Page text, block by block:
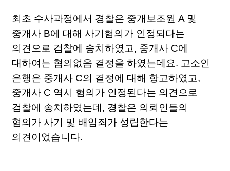
최초 수사과정에서 경찰은 중개보조원 A 및
중개사 B에 대해 사기혐의가 인정되다는
의견으로 검찰에 송치하였고, 중개사 C에
대하여는 혐의없음 결정을 하였는데요. 고소인
은행은 중개사 C의 결정에 대해 항고하였고,
중개사 C 역시 혐의가 인정된다는 의견으로
검찰에 송치하였는데, 경찰은 의뢰인들의
혐의가 사기 및 배임죄가 성립한다는
의견이었습니다.